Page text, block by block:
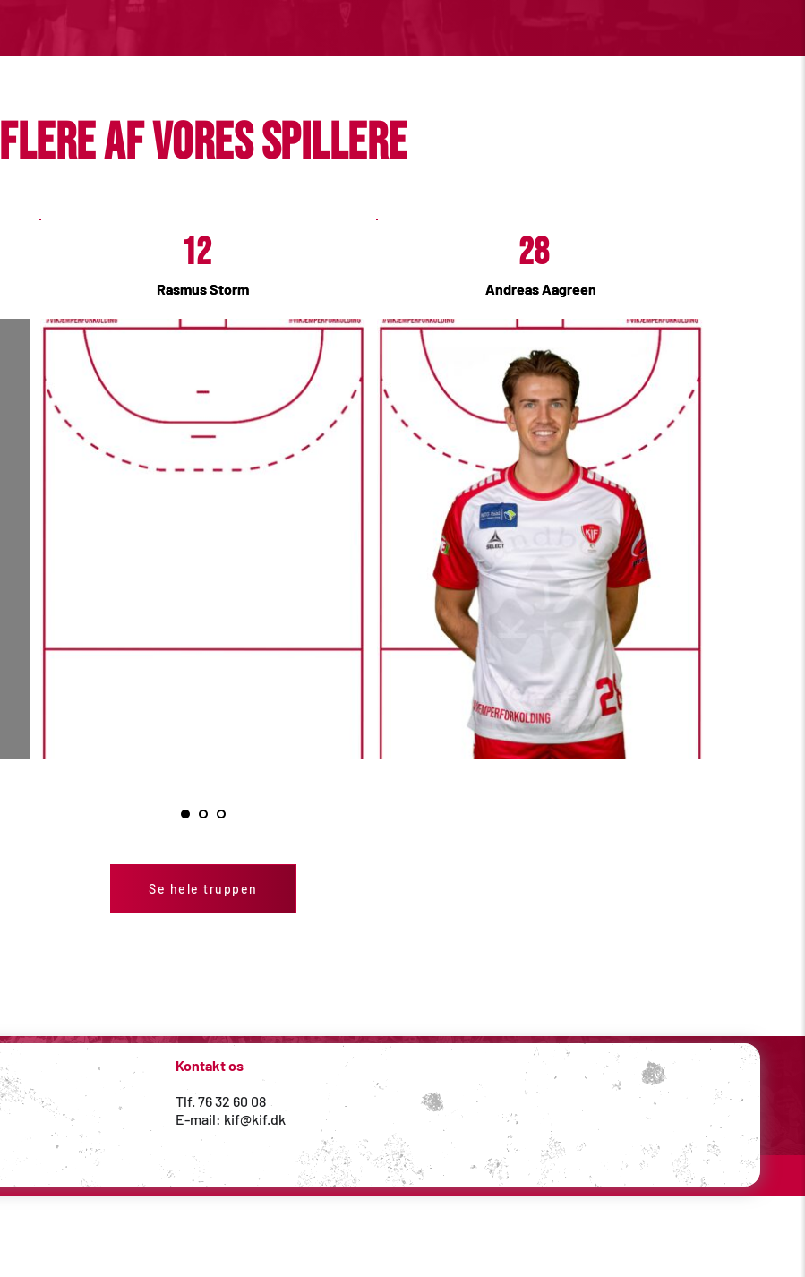
Flere af vores spillere
12
Rasmus Storm
28
Andreas Aagreen
Se hele truppen
Kontakt os
Tlf. 76 32 60 08
E-mail: kif@kif.dk
Sociale medier
Din profil
#vikæmperforkolding
WordPress hjemmeside udviklet af Magio - web med mere